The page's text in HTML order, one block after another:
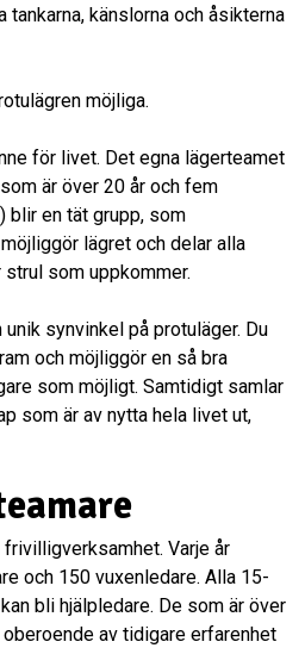
tankarna, känslorna och åsikterna
möjliga.
för livet. Det egna lägerteamet
är över 20 år och fem
blir en tät grupp, som
lägret och delar alla
som uppkommer.
synvinkel på protuläger. Du
och möjliggör en så bra
som möjligt. Samtidigt samlar
som är av nytta hela livet ut,
Varje år
och 150 vuxenledare. Alla 15-
bli hjälpledare. De som är över
av tidigare erfarenhet